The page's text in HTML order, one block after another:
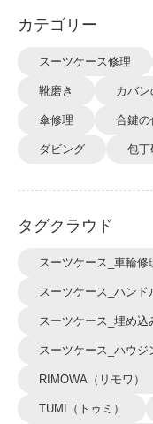
カテゴリー
スーツケース修理
靴磨き カバン
傘修理 合鍵の
ダビング 包丁
タグクラウド
スーツケース_車輪修
スーツケース_ハンド
スーツケース_埋め込
スーツケース_ハウジ
RIMOWA（リモワ）
TUMI（トゥミ）